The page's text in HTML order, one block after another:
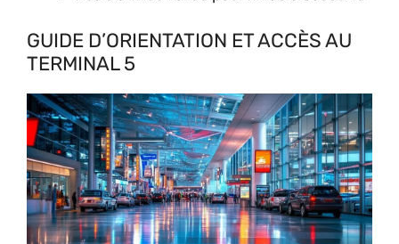
GUIDE D’ORIENTATION ET ACCÈS AU
TERMINAL 5